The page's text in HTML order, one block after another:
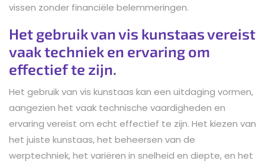
vissen zonder financiële belemmeringen.
Het gebruik van vis kunstaas vereist
vaak techniek en ervaring om
effectief te zijn.
Het gebruik van vis kunstaas kan een uitdaging vormen,
aangezien het vaak technische vaardigheden en
ervaring vereist om echt effectief te zijn. Het kiezen van
het juiste kunstaas, het beheersen van de
werptechniek, het variëren in snelheid en diepte, en het